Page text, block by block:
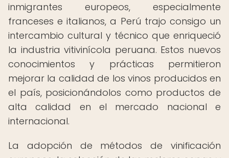
inmigrantes europeos, especialmente
franceses e italianos, a Perú trajo consigo un
intercambio cultural y técnico que enriqueció
la industria vitivinícola peruana. Estos nuevos
conocimientos y prácticas permitieron
mejorar la calidad de los vinos producidos en
el país, posicionándolos como productos de
alta calidad en el mercado nacional e
internacional.
La adopción de métodos de vinificación